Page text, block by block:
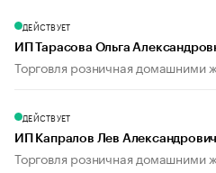
ДЕЙСТВУЕТ
ИП Тарасова Ольга
Торговля розничная домашними
ДЕЙСТВУЕТ
ИП Капралов Лев Александрович
Торговля розничная домашними